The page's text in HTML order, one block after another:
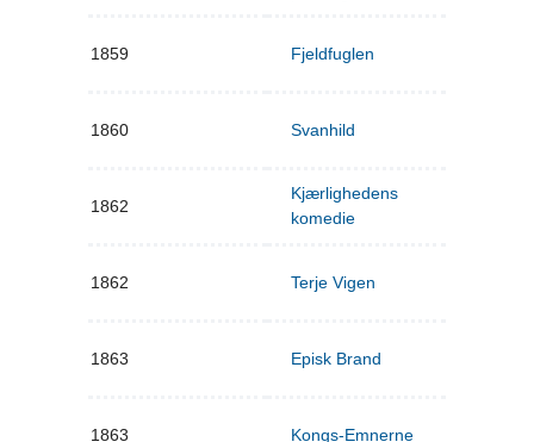
1859 Fjeldfuglen
1860 Svanhild
1862
Kjærlighedens
komedie
1862 Terje Vigen
1863 Episk Brand
1863 Kongs-Emnerne